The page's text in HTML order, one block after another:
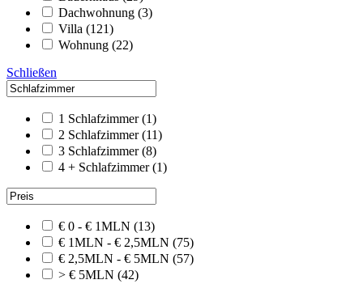
Dachwohnung (3)
Villa (121)
Wohnung (22)
Schließen
1 Schlafzimmer (1)
2 Schlafzimmer (11)
3 Schlafzimmer (8)
4 + Schlafzimmer (1)
€ 0 - € 1MLN (13)
€ 1MLN - € 2,5MLN (75)
€ 2,5MLN - € 5MLN (57)
> € 5MLN (42)